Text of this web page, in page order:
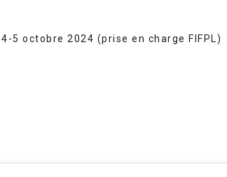
5 octobre 2024 (prise en charge FIFPL)